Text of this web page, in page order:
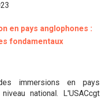
en pays anglophones :
fondamentaux
immersions en pays
national. L'USACcgt